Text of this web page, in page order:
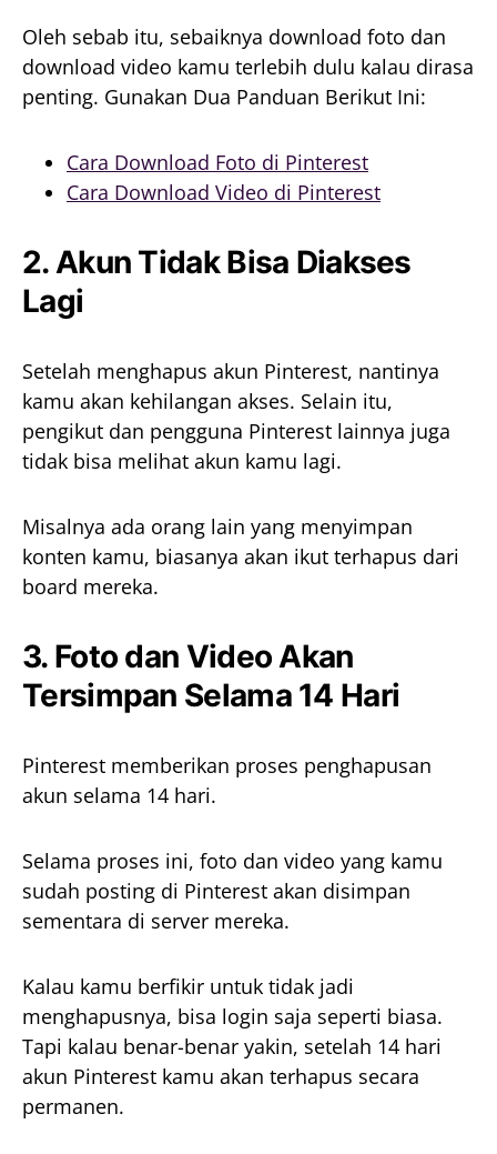
Oleh sebab itu, sebaiknya download foto dan
download video kamu terlebih dulu kalau dirasa
penting. Gunakan Dua Panduan Berikut Ini:
Cara Download Foto di Pinterest
Cara Download Video di Pinterest
2. Akun Tidak Bisa Diakses
Lagi
Setelah menghapus akun Pinterest, nantinya
kamu akan kehilangan akses. Selain itu,
pengikut dan pengguna Pinterest lainnya juga
tidak bisa melihat akun kamu lagi.
Misalnya ada orang lain yang menyimpan
konten kamu, biasanya akan ikut terhapus dari
board mereka.
3. Foto dan Video Akan
Tersimpan Selama 14 Hari
Pinterest memberikan proses penghapusan
akun selama 14 hari.
Selama proses ini, foto dan video yang kamu
sudah posting di Pinterest akan disimpan
sementara di server mereka.
Kalau kamu berfikir untuk tidak jadi
menghapusnya, bisa login saja seperti biasa.
Tapi kalau benar-benar yakin, setelah 14 hari
akun Pinterest kamu akan terhapus secara
permanen.